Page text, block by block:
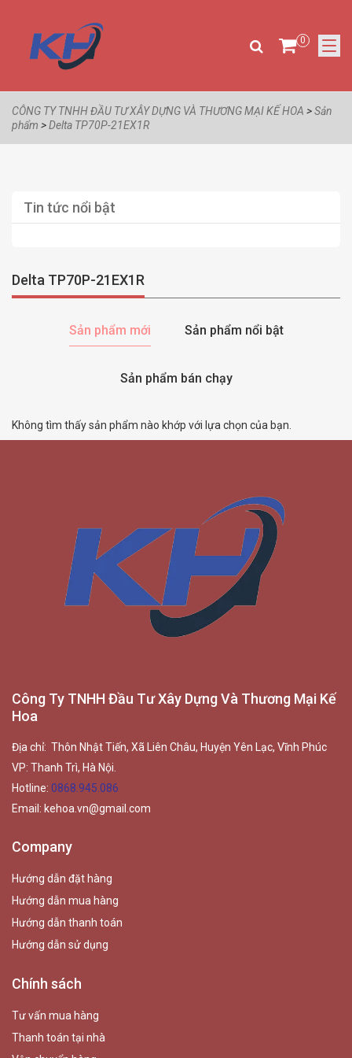
0
CÔNG TY TNHH ĐẦU TƯ XÂY DỰNG VÀ THƯƠNG MẠI KẾ HOA >Sản
phẩm >Delta TP70P-21EX1R
Tin tức nổi bật
Delta TP70P-21EX1R
Sản phẩm mới Sản phẩm nổi bật
Sản phẩm bán chạy
Không tìm thấy sản phẩm nào khớp với lựa chọn của bạn.
Công Ty TNHH Đầu Tư Xây Dựng Và Thương Mại Kế
Hoa
Địa chỉ: Thôn Nhật Tiến, Xã Liên Châu, Huyện Yên Lạc, Vĩnh Phúc
VP: Thanh Trì, Hà Nội.
Hotline: 0868.945.086
Email: kehoa.vn@gmail.com
Company
Hướng dẫn đặt hàng
Hướng dẫn mua hàng
Hướng dẫn thanh toán
Hướng dẫn sử dụng
Chính sách
Tư vấn mua hàng
Thanh toán tại nhà